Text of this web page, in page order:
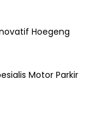
Hoegeng
Motor Parkir